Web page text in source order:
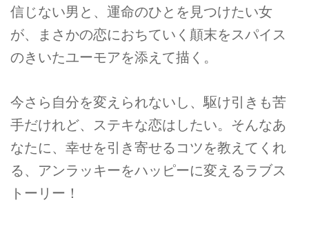
信じない男と、運命のひとを見つけたい女
が、まさかの恋におちていく顛末をスパイス
のきいたユーモアを添えて描く。
今さら自分を変えられないし、駆け引きも苦
手だけれど、ステキな恋はしたい。そんなあ
なたに、幸せを引き寄せるコツを教えてくれ
る、アンラッキーをハッピーに変えるラブス
トーリー！